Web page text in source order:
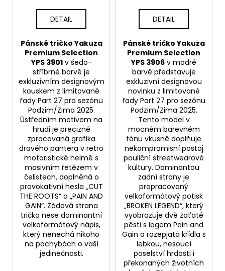
DETAIL
Pánské tričko Yakuza
Premium Selection
YPS 3901v šedo-
stříbrné barvě je
exkluzivním designovým
kouskem z limitované
řady Part 27 pro sezónu
Podzim/Zima 2025.
Ústředním motivem na
hrudi je precizně
zpracovaná grafika
dravého pantera v retro
motoristické helmě s
masivním řetězem v
čelistech, doplněná o
provokativní hesla „CUT
THE ROOTS“ a „PAIN AND
GAIN“. Zádová strana
trička nese dominantní
velkoformátový nápis,
který nenechá nikoho
na pochybách o vaší
jedinečnosti.
DETAIL
Pánské tričko Yakuza
Premium Selection
YPS 3906 v modré
barvě představuje
exkluzivní designovou
novinku z limitované
řady Part 27 pro sezónu
Podzim/Zima 2025.
Tento model v
mocném barevném
tónu vkusně doplňuje
nekompromisní postoj
pouliční streetwearové
kultury. Dominantou
zadní strany je
propracovaný
velkoformátový potisk
„BROKEN LEGEND“, který
vyobrazuje dvě zaťaté
pěsti s logem Pain and
Gain a rozepjatá křídla s
lebkou, nesoucí
poselství hrdosti i
překonaných životních